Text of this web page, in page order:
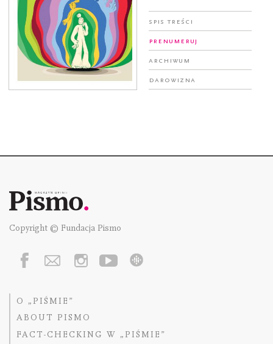
Spis treści
Prenumeruj
Archiwum
Darowizna
Copyright © Fundacja Pismo
O „PIŚMIE”
ABOUT PISMO
FACT-CHECKING W „PIŚMIE”